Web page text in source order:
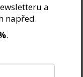
a
napřed.
.